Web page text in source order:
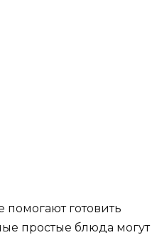
готовить
простые блюда могут